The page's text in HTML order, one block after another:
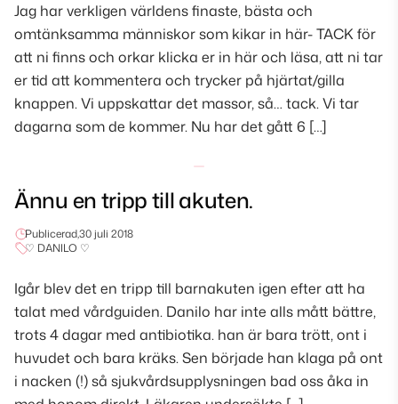
Jag har verkligen världens finaste, bästa och
omtänksamma människor som kikar in här- TACK för
att ni finns och orkar klicka er in här och läsa, att ni tar
er tid att kommentera och trycker på hjärtat/gilla
knappen. Vi uppskattar det massor, så… tack. Vi tar
dagarna som de kommer. Nu har det gått 6 […]
Ännu en tripp till akuten.
Publicerad,30 juli 2018
♡ DANILO ♡
Igår blev det en tripp till barnakuten igen efter att ha
talat med vårdguiden. Danilo har inte alls mått bättre,
trots 4 dagar med antibiotika. han är bara trött, ont i
huvudet och bara kräks. Sen började han klaga på ont
i nacken (!) så sjukvårdsupplysningen bad oss åka in